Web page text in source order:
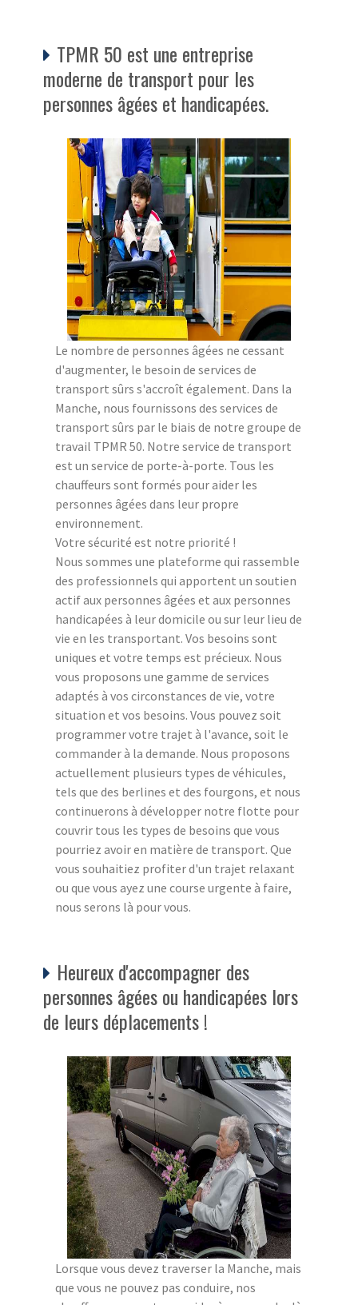
TPMR 50 est une entreprise
moderne de transport pour les
personnes âgées et handicapées.
Le nombre de personnes âgées ne cessant
d'augmenter, le besoin de services de
transport sûrs s'accroît également. Dans la
Manche, nous fournissons des services de
transport sûrs par le biais de notre groupe de
travail TPMR 50. Notre service de transport
est un service de porte-à-porte. Tous les
chauffeurs sont formés pour aider les
personnes âgées dans leur propre
environnement.
Votre sécurité est notre priorité !
Nous sommes une plateforme qui rassemble
des professionnels qui apportent un soutien
actif aux personnes âgées et aux personnes
handicapées à leur domicile ou sur leur lieu de
vie en les transportant. Vos besoins sont
uniques et votre temps est précieux. Nous
vous proposons une gamme de services
adaptés à vos circonstances de vie, votre
situation et vos besoins. Vous pouvez soit
programmer votre trajet à l'avance, soit le
commander à la demande. Nous proposons
actuellement plusieurs types de véhicules,
tels que des berlines et des fourgons, et nous
continuerons à développer notre flotte pour
couvrir tous les types de besoins que vous
pourriez avoir en matière de transport. Que
vous souhaitiez profiter d'un trajet relaxant
ou que vous ayez une course urgente à faire,
nous serons là pour vous.
Heureux d'accompagner des
personnes âgées ou handicapées lors
de leurs déplacements !
Lorsque vous devez traverser la Manche, mais
que vous ne pouvez pas conduire, nos